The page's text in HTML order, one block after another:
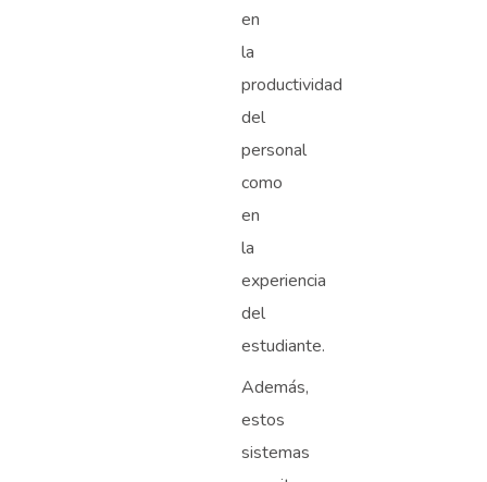
en
la
productividad
del
personal
como
en
la
experiencia
del
estudiante.
Además,
estos
sistemas